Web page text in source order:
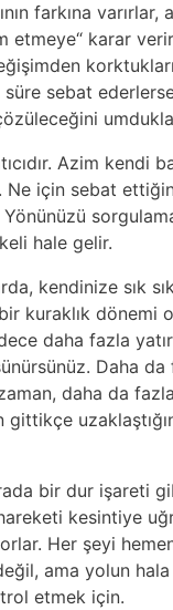
farkına varırlar,
etmeye“ karar
sebat
Azim kendi
Ne için sebat
hale gelir.
kendinize sık
kuraklık dönemi
daha fazla
Daha da
daha da
bir dur işareti
kesintiye
Her şeyi
ama yolun
etmek için.